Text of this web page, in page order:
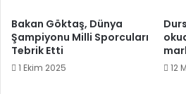
Bakan Göktaş, Dünya
Şampiyonu Milli Sporcuları
Tebrik Etti
1 Ekim 2025 12